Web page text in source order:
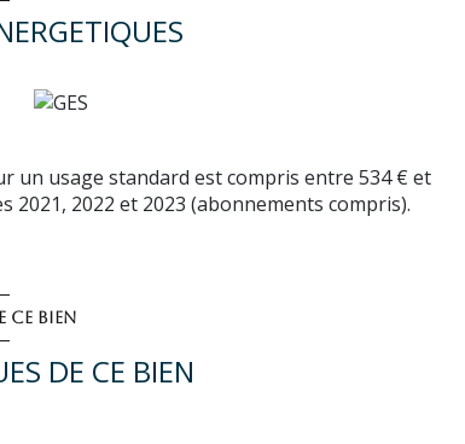
un usage standard est compris entre 534 € et
2021, 2022 et 2023 (abonnements compris).
CE BIEN
DE CE BIEN